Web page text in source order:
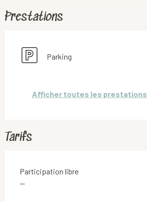
Prestations
Parking
Afficher toutes les prestations
Tarifs
Participation libre
—